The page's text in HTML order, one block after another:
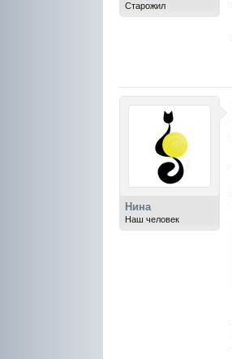
Старожил
Нина
Наш человек